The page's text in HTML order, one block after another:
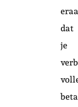
dat
je